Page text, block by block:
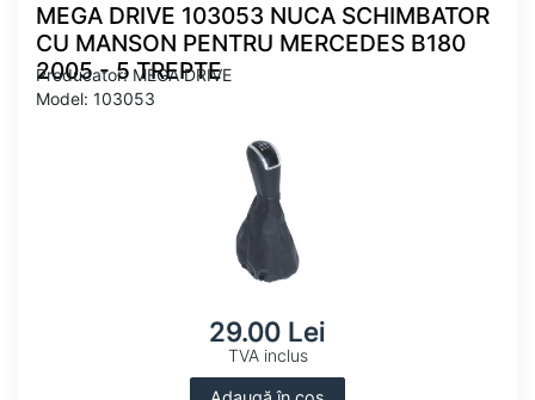
MEGA DRIVE 103053 NUCA SCHIMBATOR
CU MANSON PENTRU MERCEDES B180
2005 - 5 TREPTE
Producator: MEGA DRIVE
Model: 103053
29.00 Lei
TVA inclus